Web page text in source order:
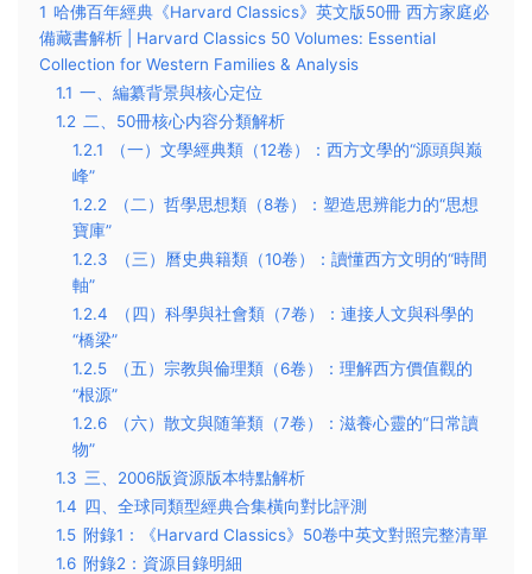
1 哈佛百年經典《Harvard Classics》英文版50冊 西方家庭必
備藏書解析 | Harvard Classics 50 Volumes: Essential
Collection for Western Families & Analysis
1.1 一、編纂背景與核心定位
1.2 二、50冊核心内容分類解析
1.2.1
（一）文學經典類（12卷）：西方文學的“源頭與巅
峰”
1.2.2
（二）哲學思想類（8卷）：塑造思辨能力的“思想
寶庫”
1.2.3
（三）曆史典籍類（10卷）：讀懂西方文明的“時間
軸”
1.2.4
（四）科學與社會類（7卷）：連接人文與科學的
“橋梁”
1.2.5
（五）宗教與倫理類（6卷）：理解西方價值觀的
“根源”
1.2.6
（六）散文與随筆類（7卷）：滋養心靈的“日常讀
物”
1.3 三、2006版資源版本特點解析
1.4 四、全球同類型經典合集橫向對比評測
1.5 附錄1：《Harvard Classics》50卷中英文對照完整清單
1.6 附錄2：資源目錄明細